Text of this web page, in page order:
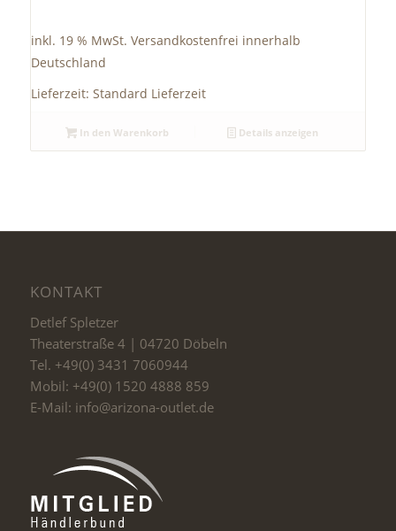
inkl. 19 % MwSt. Versandkostenfrei innerhalb
Deutschland
Lieferzeit: Standard Lieferzeit
In den Warenkorb Details anzeigen
KONTAKT
Detlef Spletzer
Theaterstraße 4 | 04720 Döbeln
Tel. +49(0) 3431 7060944
Mobil: +49(0) 1520 4888 859
E-Mail: info@arizona-outlet.de